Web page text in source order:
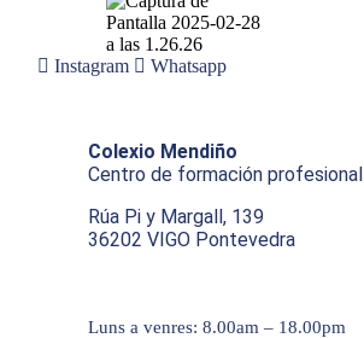
Instagram Whatsapp
Colexio Mendiño
Centro de formación profesional
Rúa Pi y Margall, 139
36202 VIGO Pontevedra
Luns a venres: 8.00am – 18.00pm